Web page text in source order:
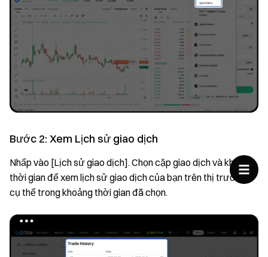
Bước 2: Xem Lịch sử giao dịch
Nhấp vào [Lịch sử giao dịch]. Chọn cặp giao dịch và khung
thời gian để xem lịch sử giao dịch của bạn trên thị trường
cụ thể trong khoảng thời gian đã chọn.